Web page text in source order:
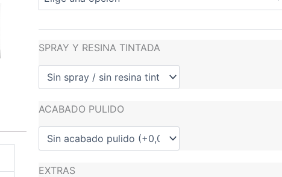
SPRAY Y RESINA TINTADA
ACABADO PULIDO
EXTRAS